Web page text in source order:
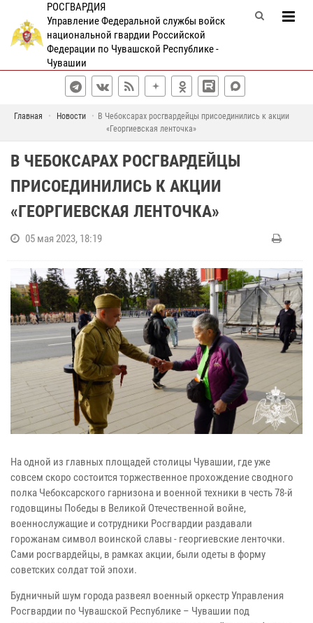
РОСГВАРДИЯ
Управление Федеральной службы войск
национальной гвардии Российской
Федерации по Чувашской Республике -
Чувашии
Главная Новости
В Чебоксарах росгвардейцы присоединились к акции
«Георгиевская ленточка»
В ЧЕБОКСАРАХ РОСГВАРДЕЙЦЫ
ПРИСОЕДИНИЛИСЬ К АКЦИИ
«ГЕОРГИЕВСКАЯ ЛЕНТОЧКА»
05 мая 2023, 18:19
На одной из главных площадей столицы Чувашии, где уже
совсем скоро состоится торжественное прохождение сводного
полка Чебоксарского гарнизона и военной техники в честь 78-й
годовщины Победы в Великой Отечественной войне,
военнослужащие и сотрудники Росгвардии раздавали
горожанам символ воинской славы - георгиевские ленточки.
Сами росгвардейцы, в рамках акции, были одеты в форму
советских солдат той эпохи.
Будничный шум города развеял военный оркестр Управления
Росгвардии по Чувашской Республике – Чувашии под